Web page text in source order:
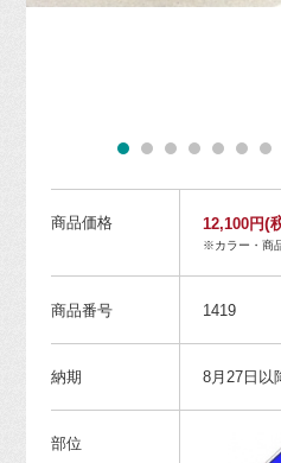
商品価格 12,100円(
※カラー・商
商品番号 1419
納期 8月27日以
部位